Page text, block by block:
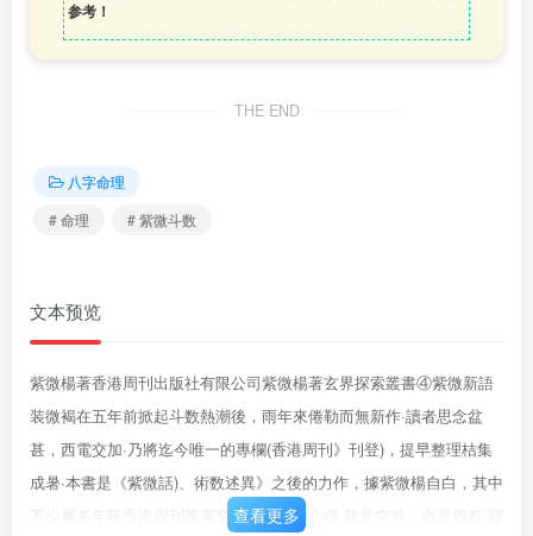
参考！
THE END
八字命理
# 命理
# 紫微斗数
文本预览
紫微楊著香港周刊出版社有限公司紫微楊著玄界探索叢書④紫微新語
装微褐在五年前掀起斗数熱潮後，雨年來倦勒而無新作·讀者思念盆
甚，西電交加·乃將迄今唯一的專欄(香港周刊》刊登)，提早整理桔集
成暑·本書是《紫微話)、術数述異》之後的力作，據紫微楊自白，其中
不少屬多年研香港周刊叢害究術数命理的心得·雖非空前，亦是獨有·顯
查看更多